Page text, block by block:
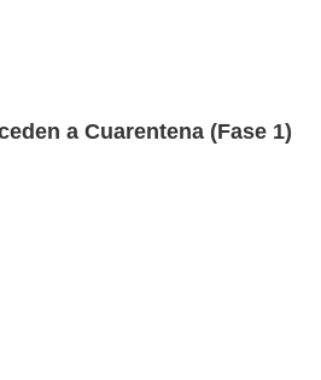
a Cuarentena (Fase 1)